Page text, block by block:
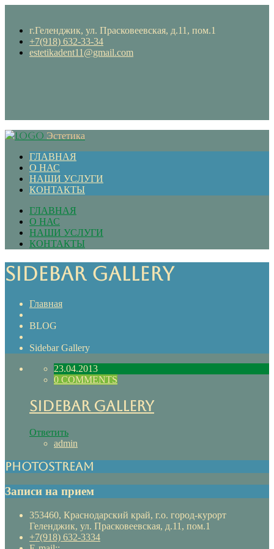
г.Геленджик, ул. Прасковеевская, д.11, пом.1
+7(918) 632-33-34
estetikadent11@gmail.com
Эстетика
ГЛАВНАЯ
О НАС
НАШИ УСЛУГИ
КОНТАКТЫ
ГЛАВНАЯ
О НАС
НАШИ УСЛУГИ
КОНТАКТЫ
Sidebar Gallery
Главная
BLOG
Sidebar Gallery
23.04.2013
0 COMMENTS
Sidebar Gallery
Ответить
admin
Photostream
Записи на прием
353460, Краснодарский край, г.о. город-курорт
Геленджик, ул. Прасковеевская, д.11, пом.1
+7(918) 632-3334